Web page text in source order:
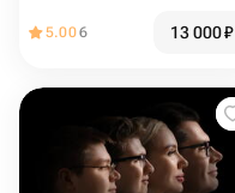
5.006 13 000₽